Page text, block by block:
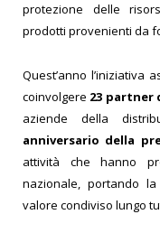
protezione delle
prodotti provenienti da
Quest’anno l’iniziativa
coinvolgere 23
aziende della
anniversario della
attività che hanno
nazionale, portando
valore condiviso lungo